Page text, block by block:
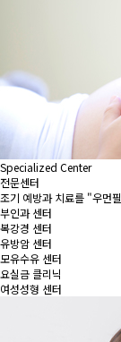
Specialized Center
전문센터
조기 예방과 치료를 "우먼
부인과 센터
복강경 센터
유방암 센터
모유수유 센터
요실금 클리닉
여성성형 센터